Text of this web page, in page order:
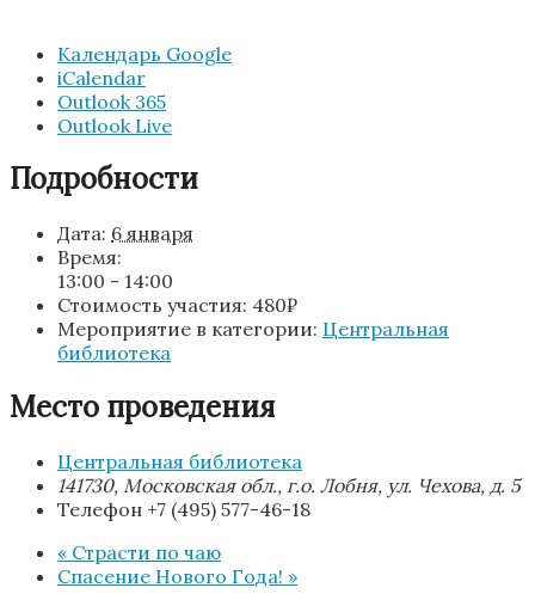
Календарь Google
iCalendar
Outlook 365
Outlook Live
Подробности
Дата: 6 января
Время:
13:00 - 14:00
Стоимость участия: 480₽
Мероприятие в категории: Центральная
библиотека
Место проведения
Центральная библиотека
141730, Московская обл., г.о. Лобня, ул. Чехова, д. 5
Телефон +7 (495) 577-46-18
« Страсти по чаю
Спасение Нового Года! »